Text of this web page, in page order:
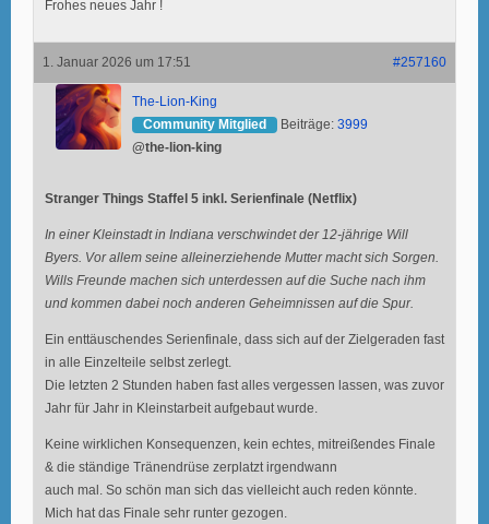
Frohes neues Jahr !
1. Januar 2026 um 17:51 #257160
The-Lion-King
Community Mitglied
Beiträge: 3999
@the-lion-king
Stranger Things Staffel 5 inkl. Serienfinale (Netflix)
In einer Kleinstadt in Indiana verschwindet der 12-jährige Will
Byers. Vor allem seine alleinerziehende Mutter macht sich Sorgen.
Wills Freunde machen sich unterdessen auf die Suche nach ihm
und kommen dabei noch anderen Geheimnissen auf die Spur.
Ein enttäuschendes Serienfinale, dass sich auf der Zielgeraden fast
in alle Einzelteile selbst zerlegt.
Die letzten 2 Stunden haben fast alles vergessen lassen, was zuvor
Jahr für Jahr in Kleinstarbeit aufgebaut wurde.
Keine wirklichen Konsequenzen, kein echtes, mitreißendes Finale
& die ständige Tränendrüse zerplatzt irgendwann
auch mal. So schön man sich das vielleicht auch reden könnte.
Mich hat das Finale sehr runter gezogen.